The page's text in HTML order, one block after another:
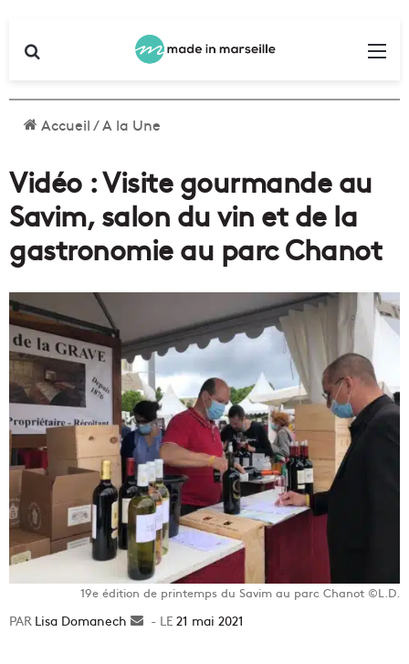
Accueil/A la Une
Vidéo : Visite gourmande au
Savim, salon du vin et de la
gastronomie au parc Chanot
19e édition de printemps du Savim au parc Chanot ©L.D.
Lisa Domanech
Envoyer21 mai 2021